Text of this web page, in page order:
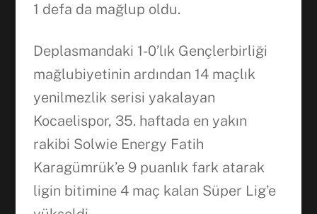
1 defa da mağlup oldu.
Deplasmandaki 1-0’lık Gençlerbirliği
mağlubiyetinin ardından 14 maçlık
yenilmezlik serisi yakalayan
Kocaelispor, 35. haftada en yakın
rakibi Solwie Energy Fatih
Karagümrük’e 9 puanlık fark atarak
ligin bitimine 4 maç kalan Süper Lig’e
WhatsApp